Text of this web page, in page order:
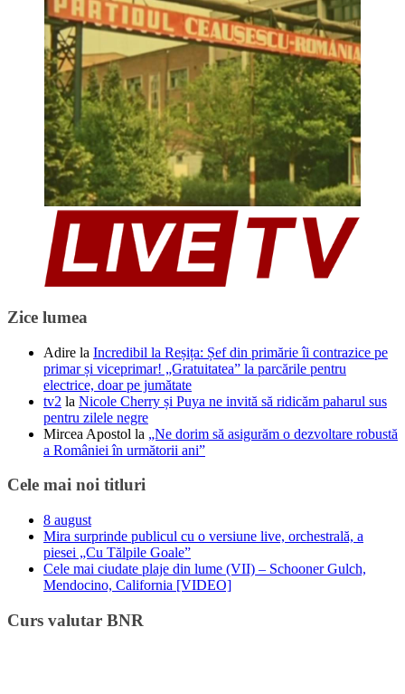
Zice lumea
Adire la Incredibil la Reșița: Șef din primărie îi contrazice pe
primar și viceprimar! „Gratuitatea” la parcările pentru
electrice, doar pe jumătate
tv2 la Nicole Cherry și Puya ne invită să ridicăm paharul sus
pentru zilele negre
Mircea Apostol la „Ne dorim să asigurăm o dezvoltare robustă
a României în următorii ani”
Cele mai noi titluri
8 august
Mira surprinde publicul cu o versiune live, orchestrală, a
piesei „Cu Tălpile Goale”
Cele mai ciudate plaje din lume (VII) – Schooner Gulch,
Mendocino, California [VIDEO]
Curs valutar BNR